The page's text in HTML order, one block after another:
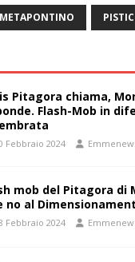
METAPONTINO
Pitagora chiama,
Flash-Mob in
Febbraio 2024
mob del Pitagora di
no al
Febbraio 2024